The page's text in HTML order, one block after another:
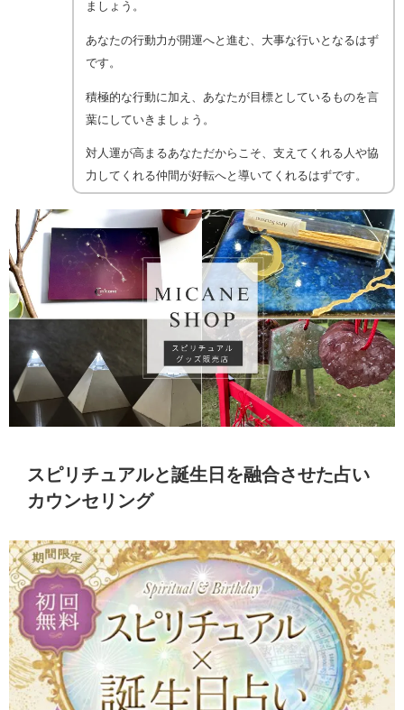
ましょう。
あなたの行動力が開運へと進む、大事な行いとなるはず
です。
積極的な行動に加え、あなたが目標としているものを言
葉にしていきましょう。
対人運が高まるあなただからこそ、支えてくれる人や協
力してくれる仲間が好転へと導いてくれるはずです。
スピリチュアルと誕生日を融合させた占い
カウンセリング